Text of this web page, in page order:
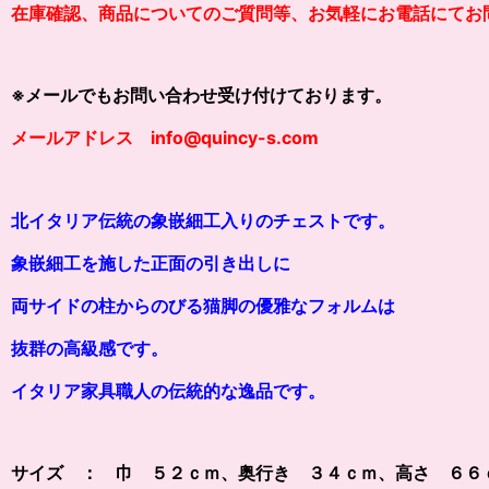
在庫確認、商品についてのご質問等、お気軽にお電話にて
※メールでもお問い合わせ受け付けております。
メールアドレス info@quincy-s.com
北イタリア伝統の象嵌細工入りのチェストです。
象嵌細工を施した正面の引き出しに
両サイドの柱からのびる猫脚の優雅なフォルムは
抜群の高級感です。
イタリア家具職人の伝統的な逸品です。
サイズ ： 巾 ５２ｃｍ、奥行き ３４ｃｍ、高さ ６６